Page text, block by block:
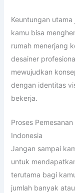
Keuntungan
kamu bisa
rumah menerjang
desainer
mewujudkan
dengan identitas
bekerja.
Proses
Indonesia
Jangan sampai
untuk
terutama bagi
jumlah banyak